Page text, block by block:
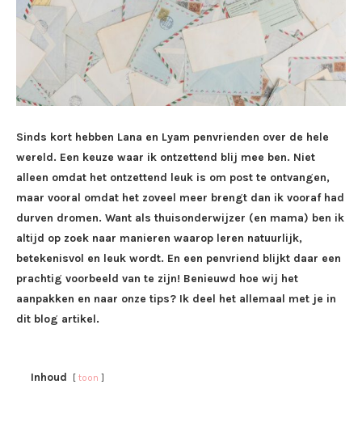
Sinds kort hebben Lana en Lyam penvrienden over de hele
wereld. Een keuze waar ik ontzettend blij mee ben. Niet
alleen omdat het ontzettend leuk is om post te ontvangen,
maar vooral omdat het zoveel meer brengt dan ik vooraf had
durven dromen. Want als thuisonderwijzer (en mama) ben ik
altijd op zoek naar manieren waarop leren natuurlijk,
betekenisvol en leuk wordt. En een penvriend blijkt daar een
prachtig voorbeeld van te zijn! Benieuwd hoe wij het
aanpakken en naar onze tips? Ik deel het allemaal met je in
dit blog artikel.
Inhoud toon